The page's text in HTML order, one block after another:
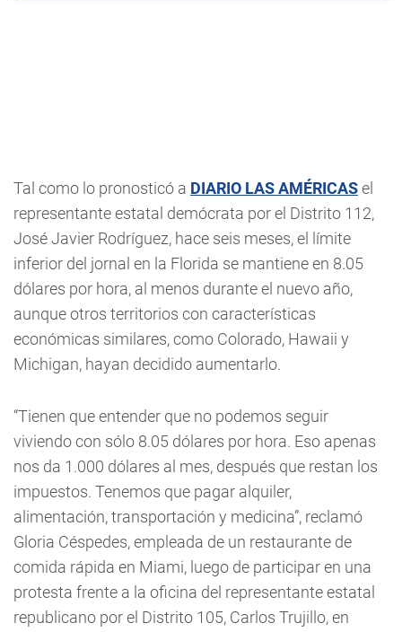
Tal como lo pronosticó a DIARIO LAS AMÉRICASel
representante estatal demócrata por el Distrito 112,
José Javier Rodríguez, hace seis meses, el límite
inferior del jornal en la Florida se mantiene en 8.05
dólares por hora, al menos durante el nuevo año,
aunque otros territorios con características
económicas similares, como Colorado, Hawaii y
Michigan, hayan decidido aumentarlo.
“Tienen que entender que no podemos seguir
viviendo con sólo 8.05 dólares por hora. Eso apenas
nos da 1.000 dólares al mes, después que restan los
impuestos. Tenemos que pagar alquiler,
alimentación, transportación y medicina”, reclamó
Gloria Céspedes, empleada de un restaurante de
comida rápida en Miami, luego de participar en una
protesta frente a la oficina del representante estatal
republicano por el Distrito 105, Carlos Trujillo, en